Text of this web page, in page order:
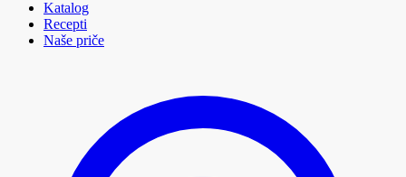
Katalog
Recepti
Naše priče